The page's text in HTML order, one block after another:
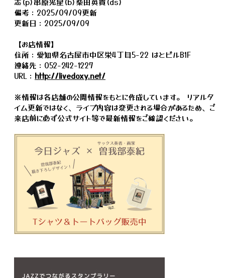
備考：2025/09/09更新
更新日：2025/09/09
【お店情報】
住所：愛知県名古屋市中区栄4丁目5-22 はとビルB1F
連絡先：052-242-1227
URL： http://livedoxy.net/
※情報は各店舗の公開情報をもとに作成しています。 リアルタ
イム更新ではなく、ライブ内容は変更される場合があるため、ご
来店前に必ず公式サイト等で最新情報をご確認ください。